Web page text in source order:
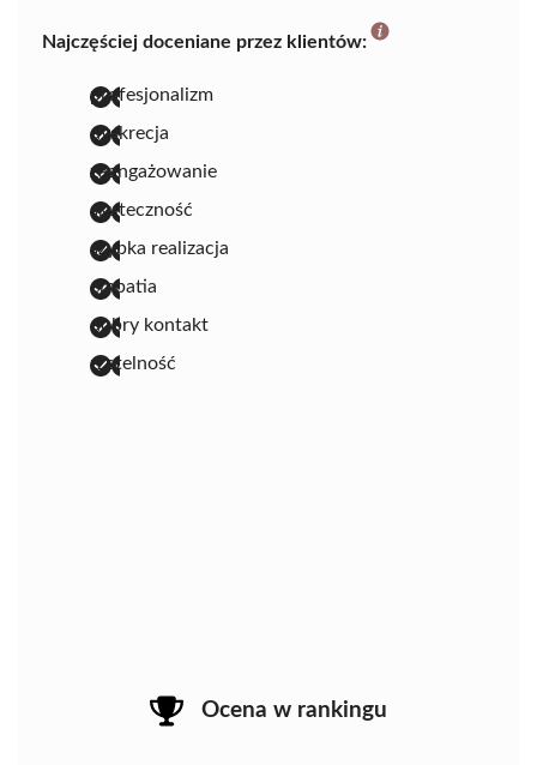
Najczęściej doceniane przez klientów:
profesjonalizm
dyskrecja
zaangażowanie
skuteczność
szybka realizacja
empatia
dobry kontakt
rzetelność
Ocena w rankingu